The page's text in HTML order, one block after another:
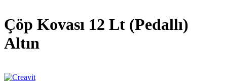
Çöp Kovası 12 Lt (Pedallı)
Altın